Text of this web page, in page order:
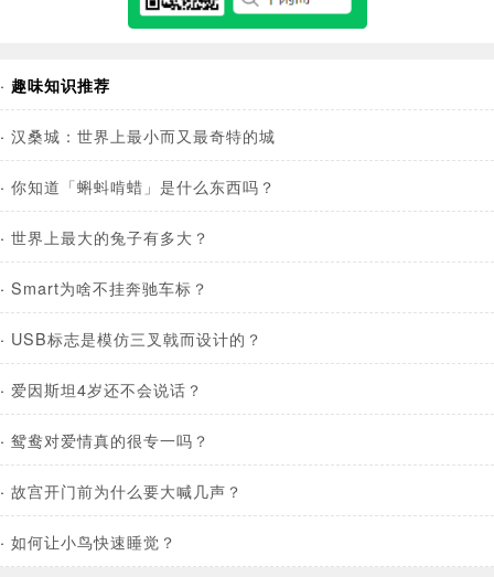
· 趣味知识推荐
· 汉桑城：世界上最小而又最奇特的城
· 你知道「蝌蚪啃蜡」是什么东西吗？
· 世界上最大的兔子有多大？
· Smart为啥不挂奔驰车标？
· USB标志是模仿三叉戟而设计的？
· 爱因斯坦4岁还不会说话？
· 鸳鸯对爱情真的很专一吗？
· 故宫开门前为什么要大喊几声？
· 如何让小鸟快速睡觉？